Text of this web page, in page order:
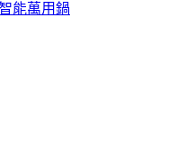
能萬用鍋